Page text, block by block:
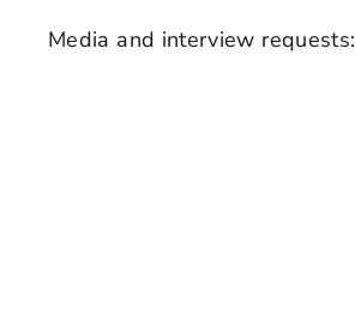
Media and interview requests: